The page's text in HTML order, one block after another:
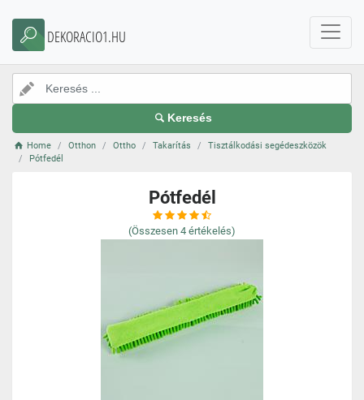
DEKORACIO1.HU
Keresés
Home Otthon Ottho Takarítás
Tisztálkodási segédeszközök
Pótfedél
Pótfedél
(Összesen 4 értékelés)